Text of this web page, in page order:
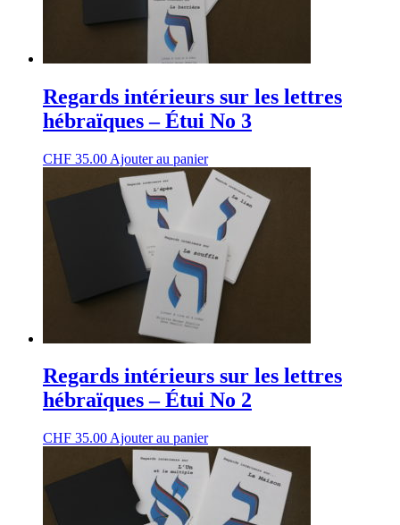
Regards intérieurs sur les lettres
hébraïques – Étui No 3
CHF 35.00 Ajouter au panier
Regards intérieurs sur les lettres
hébraïques – Étui No 2
CHF 35.00 Ajouter au panier